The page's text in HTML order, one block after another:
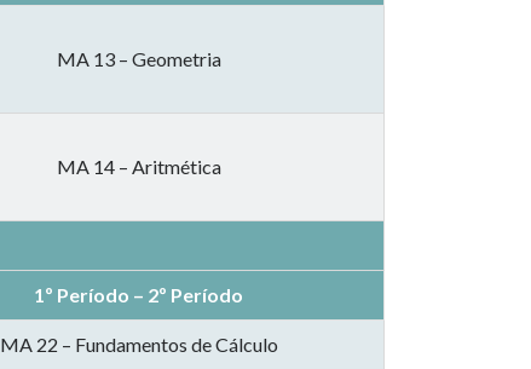
MA 13 – Geometria
MA 14 – Aritmética
1º Período – 2º Período
MA 22 – Fundamentos de Cálculo